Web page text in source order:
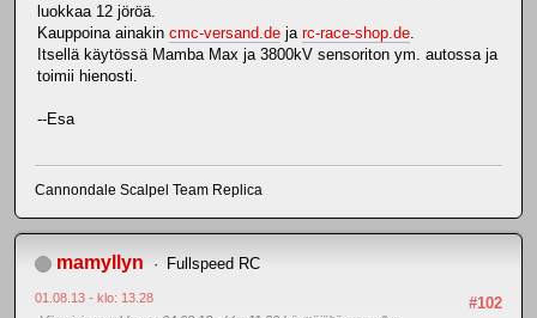
luokkaa 12 jöröä.
Kauppoina ainakin cmc-versand.de ja rc-race-shop.de
Itsellä käytössä Mamba Max ja 3800kV sensoriton ym. autossa ja
toimii hienosti.
--Esa
Cannondale Scalpel Team Replica
mamyllyn Fullspeed RC
#102
01.08.13 - klo: 13.28